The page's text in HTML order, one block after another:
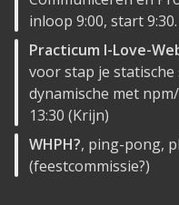
inloop 9:00, start 9:30.
Practicum I-Love-
voor stap je
dynamische met
13:30 (Krijn)
WHPH?, ping-pong,
(feestcommissie?)